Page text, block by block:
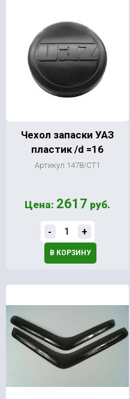
Чехол запаски УАЗ
пластик /d =16
Артикул 1478/СТ1
Цена: 2617 руб.
- +
В КОРЗИНУ